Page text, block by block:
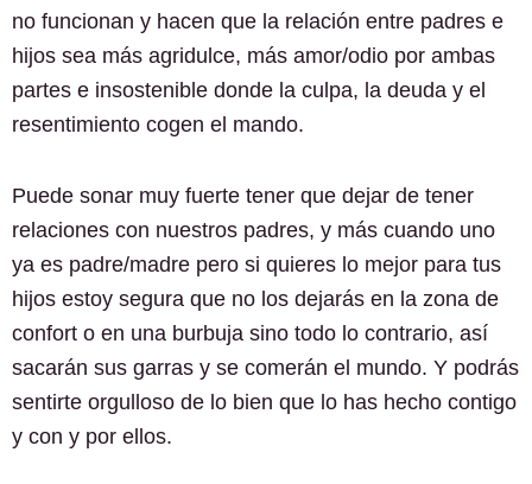
no funcionan y hacen que la relación entre padres e
hijos sea más agridulce, más amor/odio por ambas
partes e insostenible donde la culpa, la deuda y el
resentimiento cogen el mando.
Puede sonar muy fuerte tener que dejar de tener
relaciones con nuestros padres, y más cuando uno
ya es padre/madre pero si quieres lo mejor para tus
hijos estoy segura que no los dejarás en la zona de
confort o en una burbuja sino todo lo contrario, así
sacarán sus garras y se comerán el mundo. Y podrás
sentirte orgulloso de lo bien que lo has hecho contigo
y con y por ellos.